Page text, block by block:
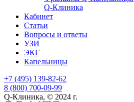
Q-Клиника
Кабинет
Статьи
Вопросы и ответы
УЗИ
ЭКГ
Капельницы
+7 (495) 139-82-62
8 (800) 700-09-99
Q-Клиника, © 2024 г.